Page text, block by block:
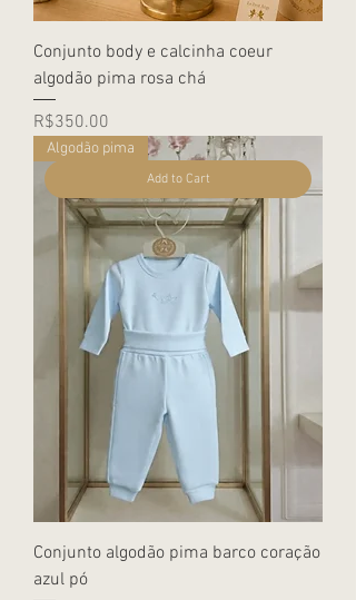
Conjunto body e calcinha coeur
algodão pima rosa chá
Price
R$350.00
Add to Cart
Algodão pima
Conjunto algodão pima barco coração
azul pó